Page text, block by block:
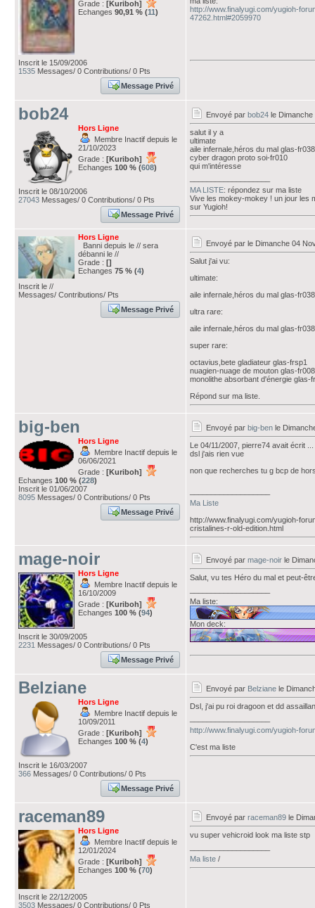
Grade : [Kuriboh]
Echanges 90,91 % (11)
Inscrit le 15/09/2006
1535 Messages/ 0 Contributions/ 0 Pts
Message Privé
http://www.finalyugi.com/yugioh-
47262.html#2059970
bob24
Hors Ligne
Membre Inactif depuis le
21/10/2023
Grade : [Kuriboh]
Echanges 100 % (608)
Inscrit le 08/10/2006
27043 Messages/ 0 Contributions/ 0 Pts
Message Privé
Envoyé par bob24 le
salut il y a
ultimate
aile infernale,héros du mal glas-fr038
cyber dragon proto soi-fr010
qui m'intéresse
MA LISTE: répondez sur ma liste
Vive les mokey-mokey ! un jour les
sur Yugioh!
Hors Ligne
Banni depuis le // sera
débanni le //
Grade : []
Echanges 75 % (4)
Inscrit le //
Messages/ Contributions/ Pts
Message Privé
Envoyé par le Dimanche 04
Salut j'ai vu:
ultimate:
aile infernale,héros du mal glas-fr038
ultra rare:
aile infernale,héros du mal glas-
super rare:
octavius,bete gladiateur glas-frsp1
nuagien-nuage de mouton glas-fr008
monolithe absorbant d'énergie glas-
Répond sur ma liste.
big-ben
Hors Ligne
Membre Inactif depuis le
06/06/2021
Grade : [Kuriboh]
Echanges 100 % (228)
Inscrit le 01/06/2007
8095 Messages/ 0 Contributions/ 0 Pts
Message Privé
Envoyé par big-ben le
Le 04/11/2007, pierre74 avait écrit ...
dsl j'ais rien vue
non que recherches tu g bcp de
Ma Liste
http://www.finalyugi.com/yugioh-
cristalines-r-old-edition.html
mage-noir
Hors Ligne
Membre Inactif depuis le
16/10/2009
Grade : [Kuriboh]
Echanges 100 % (94)
Inscrit le 30/09/2005
2231 Messages/ 0 Contributions/ 0 Pts
Message Privé
Envoyé par mage-noir le
Salut, vu tes Héro du mal et peut-
Ma liste:
Mon deck:
Belziane
Hors Ligne
Membre Inactif depuis le
10/09/2011
Grade : [Kuriboh]
Echanges 100 % (4)
Inscrit le 16/03/2007
366 Messages/ 0 Contributions/ 0 Pts
Message Privé
Envoyé par Belziane le
Dsl, j'ai pu roi dragoon et dd
http://www.finalyugi.com/yugioh-
C'est ma liste
raceman89
Hors Ligne
Membre Inactif depuis le
12/01/2024
Grade : [Kuriboh]
Echanges 100 % (70)
Inscrit le 22/12/2005
3503 Messages/ 0 Contributions/ 0 Pts
Envoyé par raceman89 le
vu super vehicroid look ma liste stp
Ma liste /